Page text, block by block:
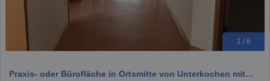
1 / 6
Praxis- oder Bürofläche in Ortsmitte von Unterkochen mit…